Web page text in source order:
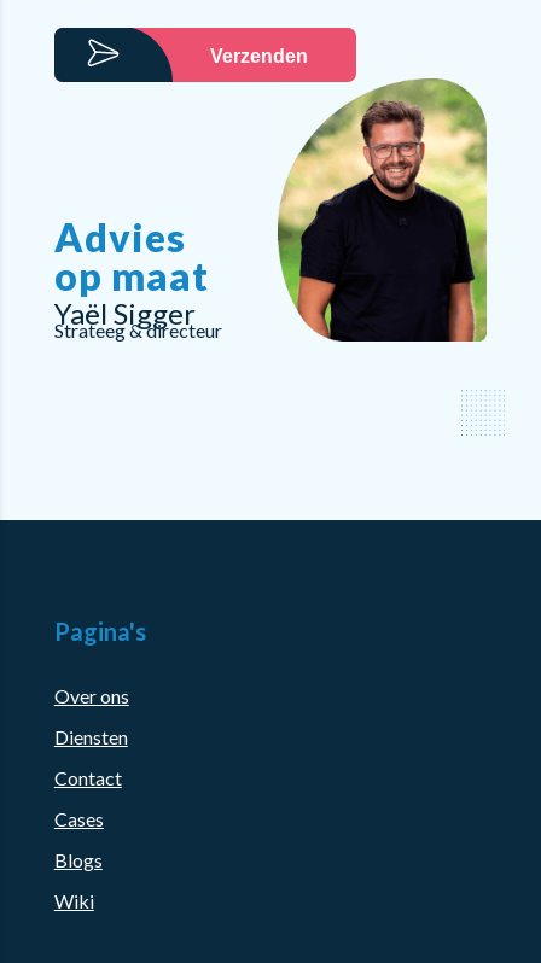
Verzenden
Advies
op maat
Yaël Sigger
Strateeg & directeur
Pagina's
Over ons
Diensten
Contact
Cases
Blogs
Wiki